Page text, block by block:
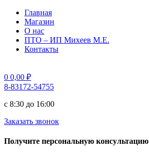
Главная
Магазин
О нас
ПТО – ИП Михеев М.Е.
Контакты
0 0,00 ₽
8-83172-54755
с 8:30 до 16:00
Заказать звонок
Получите персональную консультацию